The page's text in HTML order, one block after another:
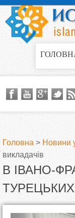
В
и
є
Головна > Новини
викладачів
В ІВАНО-